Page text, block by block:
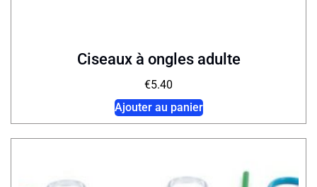
Ciseaux à ongles adulte
€5.40
Ajouter au panier